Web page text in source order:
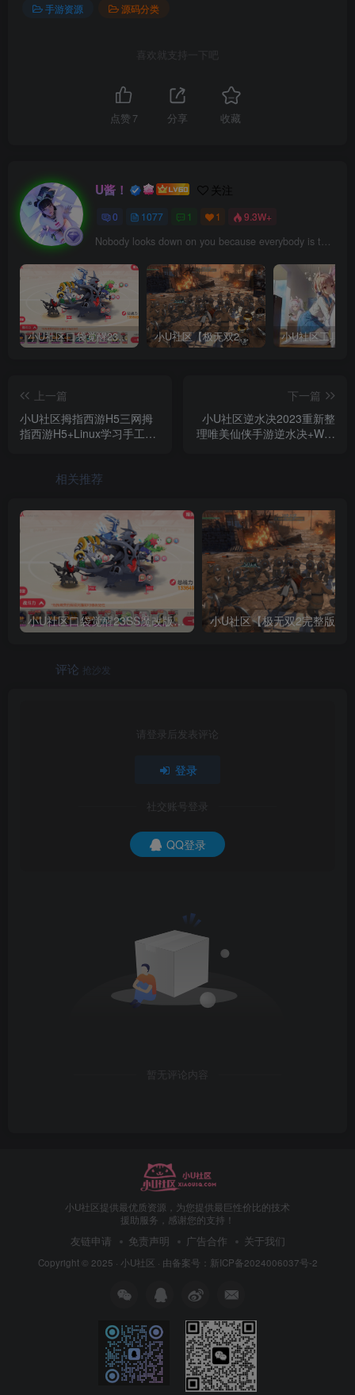
手游资源 源码分类
喜欢就支持一下吧
点赞 7 分享 收藏
U酱！ 关注
0 1077 1 1 9.3W+
Nobody looks down on you because everybody is too busy to look at you.
小U社区口袋觉醒23SS魔改版服务端横版卡牌手游+Linux手工服务端+GM授权后台+搭建视频 小U社区【极无双2完整版】3D动作ARPG手游+Linux学习手工端+GM授权后台+视频教程
上一篇
小U社区拇指西游H5三网拇
指西游H5+Linux学习手工端
下一篇
小U社区逆水决2023重新整
理唯美仙侠手游逆水决+WIN
相关推荐
小U社区口袋觉醒23SS魔改版服务端横版卡牌手游+Linux手工服务端+GM授权后台+搭建视频
评论 抢沙发
请登录后发表评论
登录
社交账号登录
QQ登录
暂无评论内容
小U社区提供最优质资源，为您提供最巨性价比的技术
援助服务，感谢您的支持！
友链申请 免责声明 广告合作 关于我们
Copyright © 2025 · 小U社区 · 由备案号：新ICP备2024006037号-2